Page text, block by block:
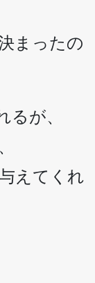
まったの
るが、
えてくれ